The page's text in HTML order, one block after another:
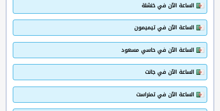
الساعة الآن في خنشلة
الساعة الآن في تيميمون
الساعة الآن في حاسي مسعود
الساعة الآن في جانت
الساعة الآن في تمنراست